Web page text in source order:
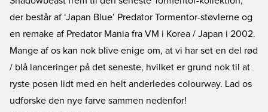
der består af ‘Japan Blue’ Predator Tormentor-støvlerne og
en remake af Predator Mania fra VM i Korea / Japan i 2002.
Mange af os kan nok blive enige om, at vi har set en del rød
/ blå lanceringer på det seneste, hvilket er grund nok til at
ryste posen lidt med en helt anderledes colourway. Lad os
udforske den nye farve sammen nedenfor!